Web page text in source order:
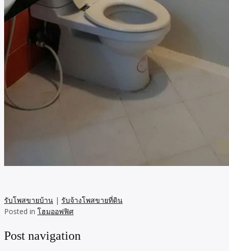
รับโพสขายบ้าน | รับจ้างโพสขายที่ดิน
Posted in โฮมออฟฟิศ
Post navigation